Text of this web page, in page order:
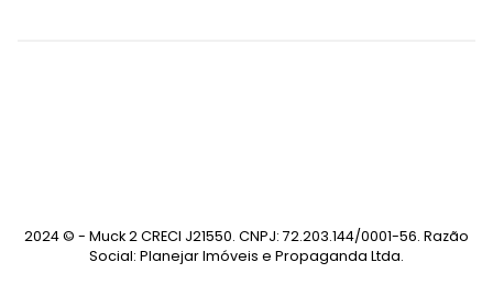
2024 © - Muck 2 CRECI J21550. CNPJ: 72.203.144/0001-56. Razão
Social: Planejar Imóveis e Propaganda Ltda.